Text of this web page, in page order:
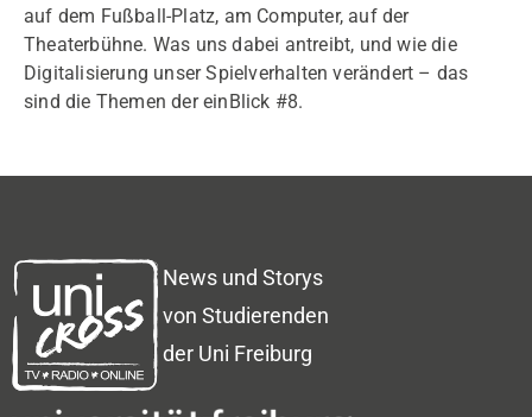
auf dem Fußball-Platz, am Computer, auf der
Theaterbühne. Was uns dabei antreibt, und wie die
Digitalisierung unser Spielverhalten verändert – das
sind die Themen der einBlick #8.
News und Storys
von Studierenden
der Uni Freiburg